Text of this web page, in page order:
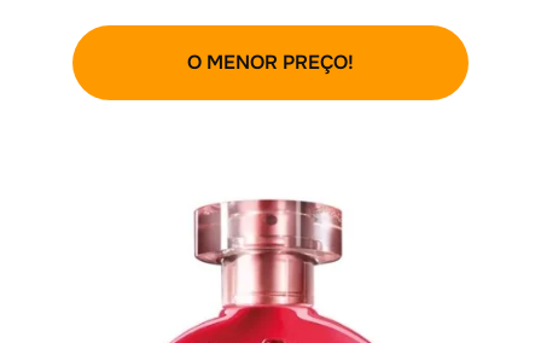
O MENOR PREÇO!